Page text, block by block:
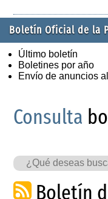
Boletín Oficial de la
Último boletín
Boletines por año
Envío de anuncios
Consulta
Boletín